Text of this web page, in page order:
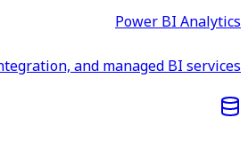
Power BI Analytics
and managed BI services.